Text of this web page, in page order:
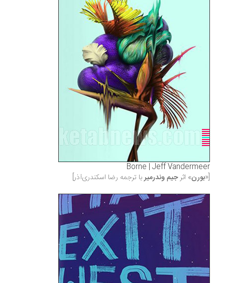
Borne | Jeff Vandermeer
[«بورن» اثرجیم وندر‌میربا ترجمه رضا اسکندری‌آذر]